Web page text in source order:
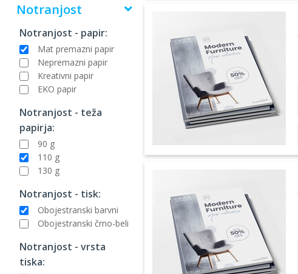
Notranjost
Notranjost - papir:
Mat premazni papir
Nepremazni papir
Kreativni papir
EKO papir
Notranjost - teža
papirja:
90 g
110 g
130 g
Notranjost - tisk:
Obojestranski barvni
Obojestranski črno-beli
Notranjost - vrsta
tiska: